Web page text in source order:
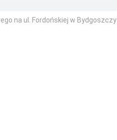
na ul. Fordońskiej w Bydgoszczy